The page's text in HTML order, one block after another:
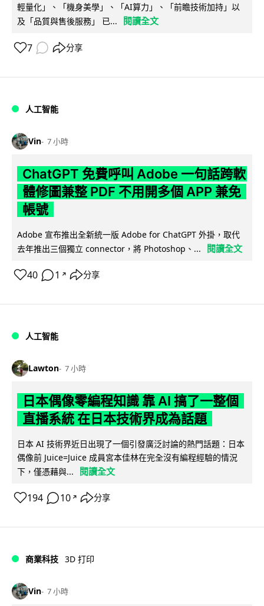
輕量化」、「機身美學」、「AI算力」、「前瞻技術加持」以
及「品質與售後服務」 已...
閱讀全文
7 分享
人工智能
Vin 7 小時
ChatGPT 免費呼叫 Adobe 一句話跨軟
體修圖兼整 PDF 不用開多個 APP 兼免
帳號
Adobe 宣布推出全新統一版 Adobe for ChatGPT 外掛，取代
去年推出三個獨立 connector，將 Photoshop、...
閱讀全文
40 1 ↗ 分享
人工智能
Lawton 7 小時
日本偶像零編程知識 靠 AI 搞了一整個
直播系統 在日本技術界成為話題
日本 AI 技術界近日出現了一個引發廣泛討論的熱門話題：日本
偶像前 Juice=Juice 成員宮本佳林在完全沒有編程經驗的情況
下，僅憑藉與...
閱讀全文
194 10 ↗ 分享
商業科技 3D 打印
Vin 7 小時